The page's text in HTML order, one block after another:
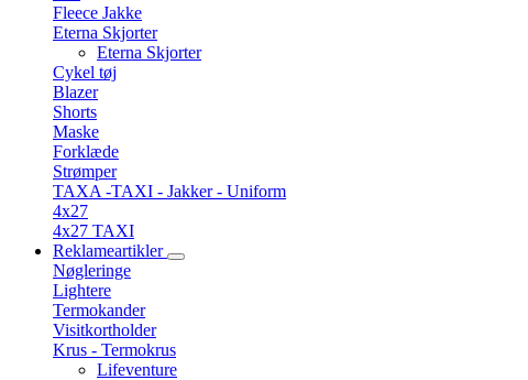
Fleece Jakke
Eterna Skjorter
Eterna Skjorter
Cykel tøj
Blazer
Shorts
Maske
Forklæde
Strømper
TAXA -TAXI - Jakker - Uniform
4x27
4x27 TAXI
Reklameartikler
Nøgleringe
Lightere
Termokander
Visitkortholder
Krus - Termokrus
Lifeventure